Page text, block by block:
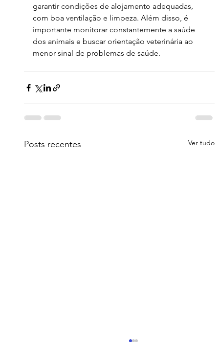
garantir condições de alojamento adequadas,
com boa ventilação e limpeza. Além disso, é
importante monitorar constantemente a saúde
dos animais e buscar orientação veterinária ao
menor sinal de problemas de saúde.
Posts recentes Ver tudo